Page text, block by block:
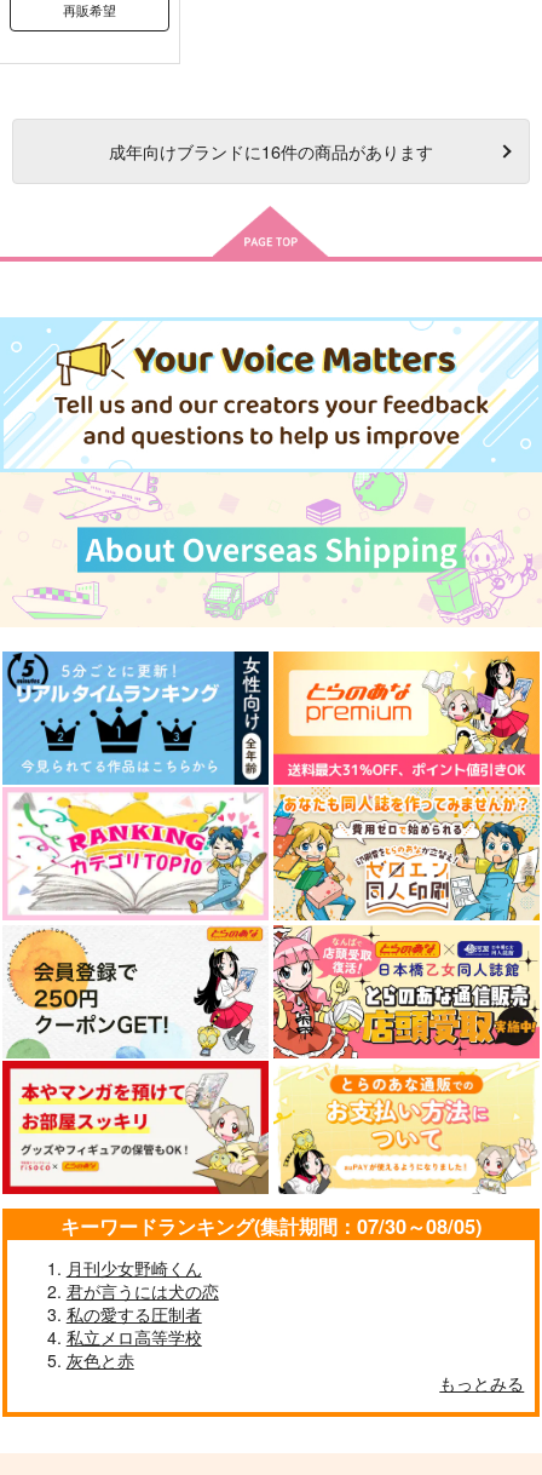
再販希望
成年向けブランドに16件の商品があります
キーワードランキング(集計期間：07/30～08/05)
月刊少女野崎くん
君が言うには犬の恋
私の愛する圧制者
私立メロ高等学校
灰色と赤
もっとみる